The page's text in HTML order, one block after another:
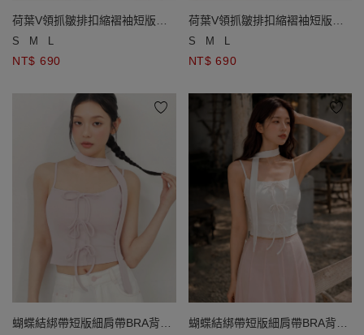
荷葉V領抓皺排扣縮褶袖短版上
衣 素色款/ 格紋款
S M L
NT$ 690
荷葉V領抓皺排扣縮褶袖短版上
衣 素色款/ 格紋款
S M L
NT$ 690
蝴蝶結綁帶短版細肩帶BRA背心
蝴蝶結綁帶短版細肩帶BRA背心